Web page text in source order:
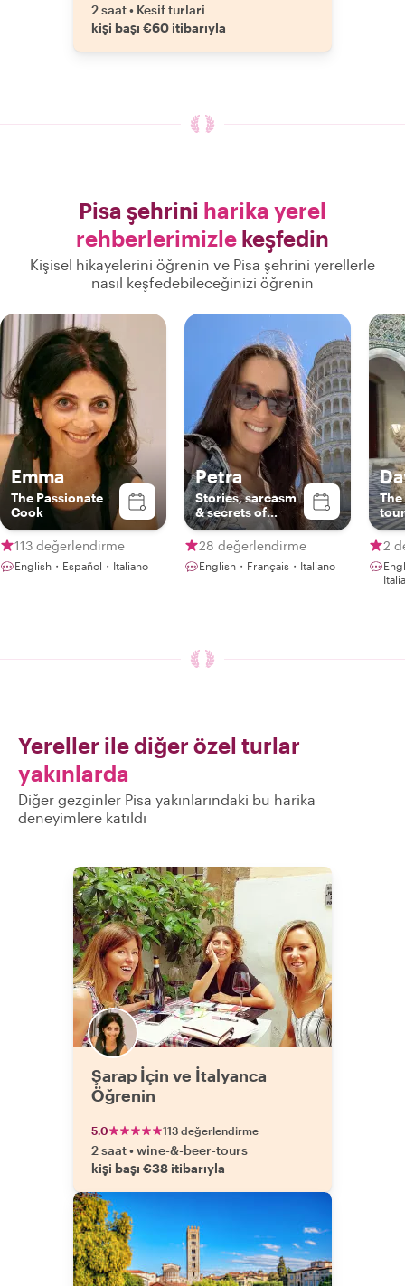
2 saat• Kesif turlari
kişi başı €60 itibarıyla
Pisa şehrini harika yerel
rehberlerimizle keşfedin
Kişisel hikayelerini öğrenin ve Pisa şehrini yerellerle
nasıl keşfedebileceğinizi öğrenin
Emma
The Passionate
Cook
113 değerlendirme
English・Español・Italiano
Petra
Stories, sarcasm
& secrets of
Tuscany
28 değerlendirme
English・Français・Italiano
2
Yereller ile diğer özel turlar
yakınlarda
Diğer gezginler Pisa yakınlarındaki bu harika
deneyimlere katıldı
Şarap İçin ve İtalyanca
Öğrenin
5.0 113 değerlendirme
2 saat•wine-&-beer-tours
kişi başı €38 itibarıyla